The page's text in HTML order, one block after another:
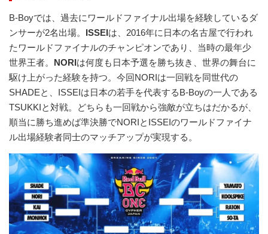
B-Boyでは、過去にワールドファイナル出場を経験しているダ
ンサーが2名出場。 ISSEIは、2016年に日本の名古屋で行われ
たワールドファイナルのチャンピオンであり、当時の最年少
世界王者。 NORIは何度も日本予選を勝ち抜き、世界の舞台に
駆け上がった経験を持つ。今回NORIは一回戦を同世代の
SHADEと、ISSEIは日本の若手を代表するB-Boyの一人である
TSUKKIと対戦。どちらも一回戦から強敵が立ちはだかるが、
順当に勝ち進めば準決勝でNORIとISSEIのワールドファイナ
ル出場経験者同士のマッチアップが実現する。